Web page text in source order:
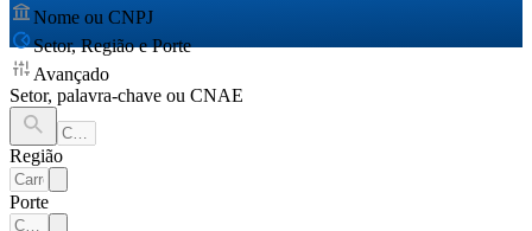
Nome ou CNPJ
Setor, Região e Porte
Avançado
Setor, palavra-chave ou CNAE
Região
Porte